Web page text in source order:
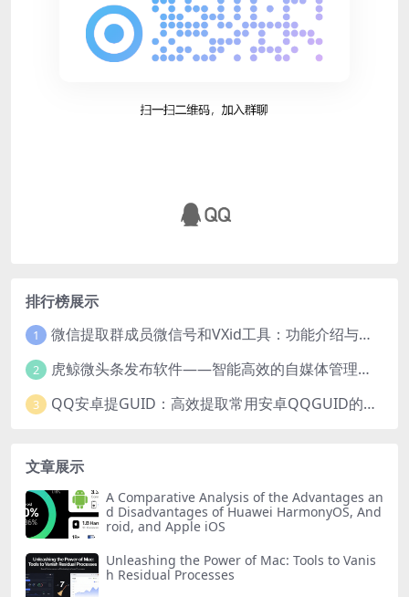
排行榜展示
1 微信提取群成员微信号和VXid工具：功能介绍与使用指南
2 虎鲸微头条发布软件——智能高效的自媒体管理工具
3 QQ安卓提GUID：高效提取常用安卓QQGUID的新工具
文章展示
A Comparative Analysis of the Advantages an
d Disadvantages of Huawei HarmonyOS, And
roid, and Apple iOS
Unleashing the Power of Mac: Tools to Vanis
h Residual Processes